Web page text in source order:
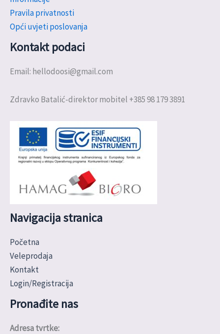
Pravila privatnosti
Opći uvjeti poslovanja
Kontakt podaci
Email: hellodoosi@gmail.com
Zdravko Batalić-direktor mobitel +385 98 179 3891
Navigacija stranica
Početna
Veleprodaja
Kontakt
Login/Registracija
Pronađite nas
Adresa tvrtke: